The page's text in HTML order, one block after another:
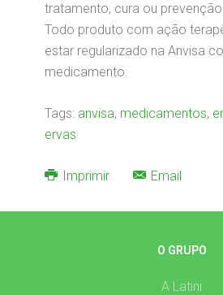
tratamento, cura ou
Todo produto com ação
estar regularizado na Anvisa
medicamento.
Tags: anvisa, medicamentos,
ervas
Imprimir Email
O GRUPO
A Latini